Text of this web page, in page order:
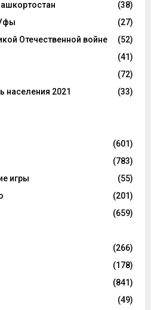
(38)
(27)
Отечественной войне
(52)
(41)
(72)
населения 2021
(33)
(601)
(783)
игры
(55)
(201)
(659)
(266)
(178)
(841)
(49)